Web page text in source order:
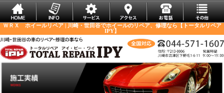
ＷＲＸ ホイールリペア | 川崎・世田谷でホイールのリペア、修理なら【トータルリペア
IPY】